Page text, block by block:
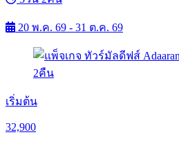
20 พ.ค. 69 - 31 ต.ค. 69
เริ่มต้น
32,900